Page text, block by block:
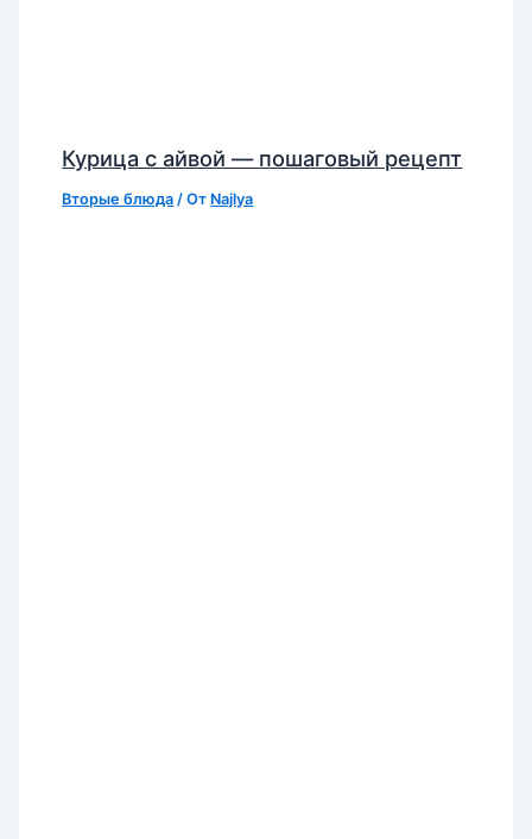
Курица с айвой — пошаговый рецепт
Вторые блюда / От Najlya